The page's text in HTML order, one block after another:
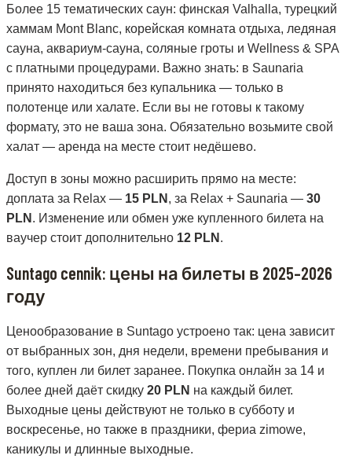
Более 15 тематических саун: финская Valhalla, турецкий
хаммам Mont Blanc, корейская комната отдыха, ледяная
сауна, аквариум-сауна, соляные гроты и Wellness & SPA
с платными процедурами. Важно знать: в Saunaria
принято находиться без купальника — только в
полотенце или халате. Если вы не готовы к такому
формату, это не ваша зона. Обязательно возьмите свой
халат — аренда на месте стоит недёшево.
Доступ в зоны можно расширить прямо на месте:
доплата за Relax — 15 PLN , за Relax + Saunaria — 30
PLN . Изменение или обмен уже купленного билета на
ваучер стоит дополнительно 12 PLN .
Suntago cennik: цены на билеты в 2025–2026
году
Ценообразование в Suntago устроено так: цена зависит
от выбранных зон, дня недели, времени пребывания и
того, куплен ли билет заранее. Покупка онлайн за 14 и
более дней даёт скидку 20 PLN на каждый билет.
Выходные цены действуют не только в субботу и
воскресенье, но также в праздники, фериа zimowe,
каникулы и длинные выходные.